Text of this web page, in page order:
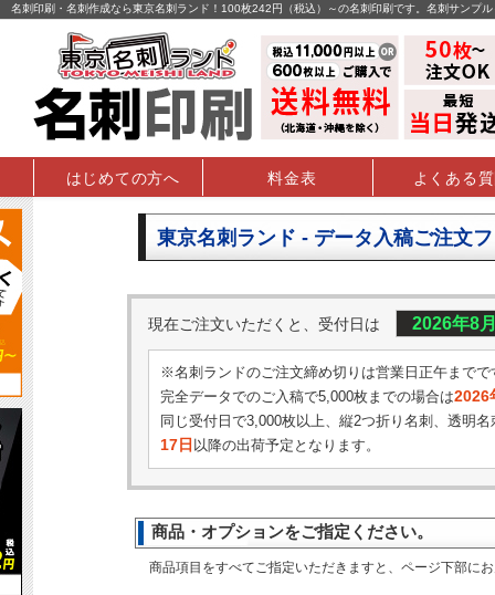
名刺印刷・名刺作成なら東京名刺ランド！100枚242円（税込）～の名刺印刷です。名刺サンプ
はじめての方へ 料金表 よくある
東京名刺ランド - データ入稿ご注文
現在ご注文いただくと、受付日は 2026年8
※名刺ランドのご注文締め切りは営業日正午までで
完全データでのご入稿で5,000枚までの場合は2026
同じ受付日で3,000枚以上、縦2つ折り名刺、透明名
17日 以降の出荷予定となります。
商品・オプションをご指定ください。
商品項目をすべてご指定いただきますと、ページ下部に